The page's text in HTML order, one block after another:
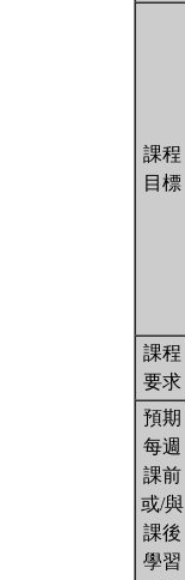
課程
目標
課程
要求
預期
每週
課前
或/與
課後
學習